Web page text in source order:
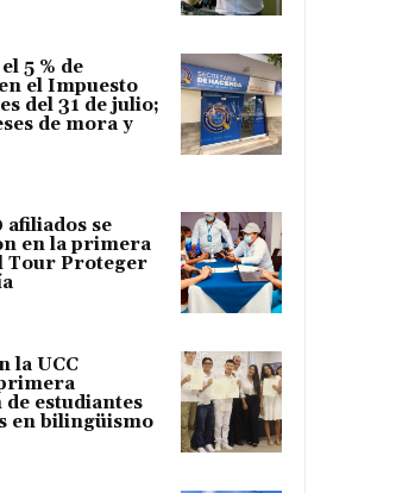
5 % de
el Impuesto
del 31 de julio;
de mora y
afiliados se
en la primera
Tour Proteger
la UCC
estudiantes
en bilingüismo